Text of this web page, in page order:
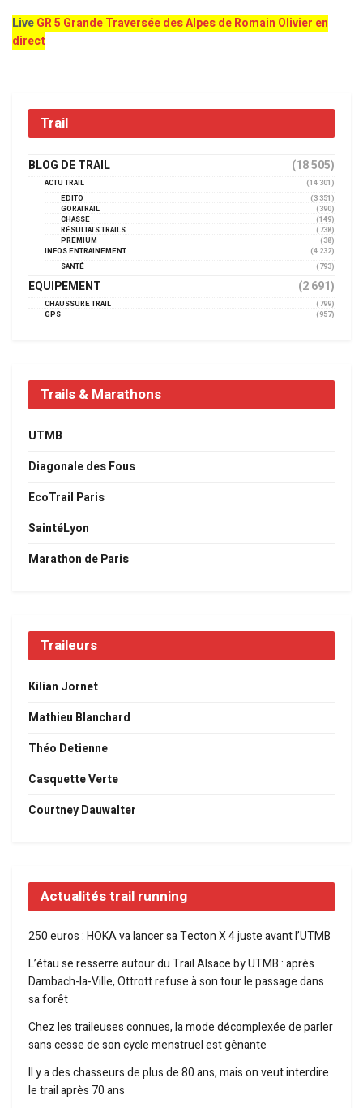
LiveGR 5 Grande Traversée des Alpes de Romain Olivier en
direct
Trail
BLOG DE TRAIL (18 505)
ACTU TRAIL
(14 301)
EDITO
(3 351)
GORATRAIL
(390)
CHASSE
(149)
RÉSULTATS TRAILS
(738)
PREMIUM
(38)
INFOS ENTRAINEMENT
(4 232)
SANTÉ
(793)
EQUIPEMENT (2 691)
CHAUSSURE TRAIL
(799)
GPS
(957)
Trails & Marathons
UTMB
Diagonale des Fous
EcoTrail Paris
SaintéLyon
Marathon de Paris
Traileurs
Kilian Jornet
Mathieu Blanchard
Théo Detienne
Casquette Verte
Courtney Dauwalter
Actualités trail running
250 euros : HOKA va lancer sa Tecton X 4 juste avant l’UTMB
L’étau se resserre autour du Trail Alsace by UTMB : après
Dambach-la-Ville, Ottrott refuse à son tour le passage dans
sa forêt
Chez les traileuses connues, la mode décomplexée de parler
sans cesse de son cycle menstruel est gênante
Il y a des chasseurs de plus de 80 ans, mais on veut interdire
le trail après 70 ans